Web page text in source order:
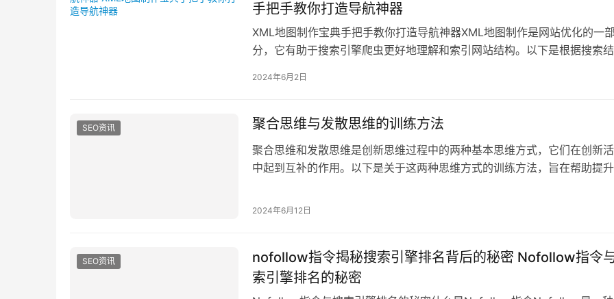
手把手教你打造导航神器
XML地图制作宝典手把手教你打造导航神器XML地图制作是网站优化的一部
分，它有助于搜索引擎爬虫更好地理解和索引网站结构。以下是根据搜索结
2024年6月2日
SEO资讯 聚合思维与发散思维的训练方法
聚合思维和发散思维是创新思维过程中的两种基本思维方式，它们在创新
中起到互补的作用。以下是关于这两种思维方式的训练方法，旨在帮助提升
2024年6月12日
SEO资讯
nofollow指令揭秘搜索引擎排名背后的秘密 Nofollow指令
索引擎排名的秘密